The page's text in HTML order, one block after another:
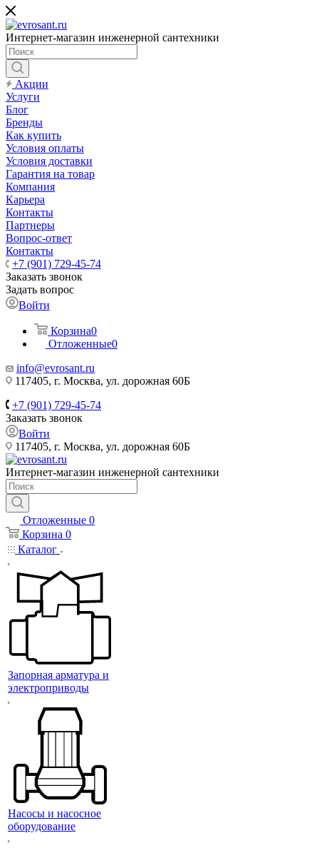
Интернет-магазин инженерной сантехники
Акции
Услуги
Блог
Бренды
Как купить
Условия оплаты
Условия доставки
Гарантия на товар
Компания
Карьера
Контакты
Партнеры
Вопрос-ответ
Контакты
+7 (901) 729-45-74
Заказать звонок
Задать вопрос
Войти
Корзина0
Отложенные0
info@evrosant.ru
117405, г. Москва, ул. дорожная 60Б
+7 (901) 729-45-74
Заказать звонок
Войти
117405, г. Москва, ул. дорожная 60Б
Интернет-магазин инженерной сантехники
Отложенные 0
Корзина 0
Каталог
Запорная арматура и
электроприводы
Насосы и насосное
оборудование